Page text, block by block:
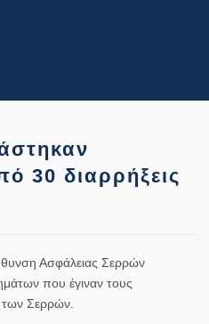
30 διαρρήξεις
Ασφάλειας Σερρών
που έγιναν τους
των Σερρών.